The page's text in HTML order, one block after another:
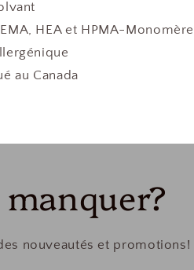
HEA et HPMA-Monomère
au Canada
nouveautés et promotions!